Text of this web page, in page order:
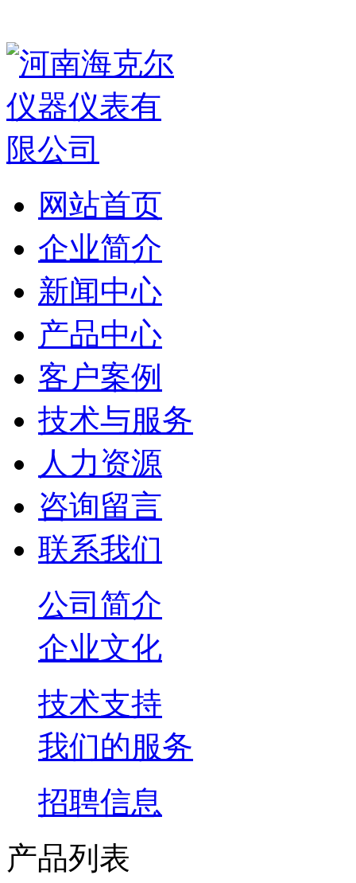
网站首页
企业简介
新闻中心
产品中心
客户案例
技术与服务
人力资源
咨询留言
联系我们
公司简介
企业文化
技术支持
我们的服务
招聘信息
产品列表